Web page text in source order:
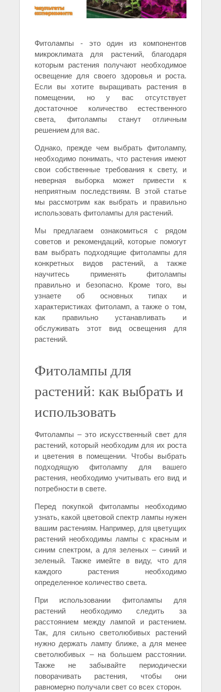
Фитолампы - это один из компонентов
микроклимата для растений, благодаря
которым растения получают необходимое
освещение для своего здоровья и роста.
Если вы хотите выращивать растения в
помещении, но у вас отсутствует
достаточное количество естественного
света, фитолампы станут отличным
решением для вас.
Однако, прежде чем выбрать фитолампу,
необходимо понимать, что растения имеют
свои собственные требования к свету, и
неверная выборка может привести к
неприятным последствиям. В этой статье
мы рассмотрим как выбрать и правильно
использовать фитолампы для растений.
Мы предлагаем ознакомиться с рядом
советов и рекомендаций, которые помогут
вам выбрать подходящие фитолампы для
конкретных видов растений, а также
научитесь применять фитолампы
правильно и безопасно. Кроме того, вы
узнаете об основных типах и
характеристиках фитоламп, а также о том,
как правильно устанавливать и
обслуживать этот вид освещения для
растений.
Фитолампы для
растений: как выбрать и
использовать
Фитолампы – это искусственный свет для
растений, который необходим для их роста
и цветения в помещении. Чтобы выбрать
подходящую фитолампу для вашего
растения, необходимо учитывать его вид и
потребности в свете.
Перед покупкой фитолампы необходимо
узнать, какой цветовой спектр лампы нужен
вашим растениям. Например, для цветущих
растений необходимы лампы с красным и
синим спектром, а для зеленых – синий и
зеленый. Также имейте в виду, что для
каждого растения необходимо
определенное количество света.
При использовании фитолампы для
растений необходимо следить за
расстоянием между лампой и растением.
Так, для сильно светолюбивых растений
нужно держать лампу ближе, а для менее
светолюбивых – на большем расстоянии.
Также не забывайте периодически
поворачивать растения, чтобы они
равномерно получали свет со всех сторон.